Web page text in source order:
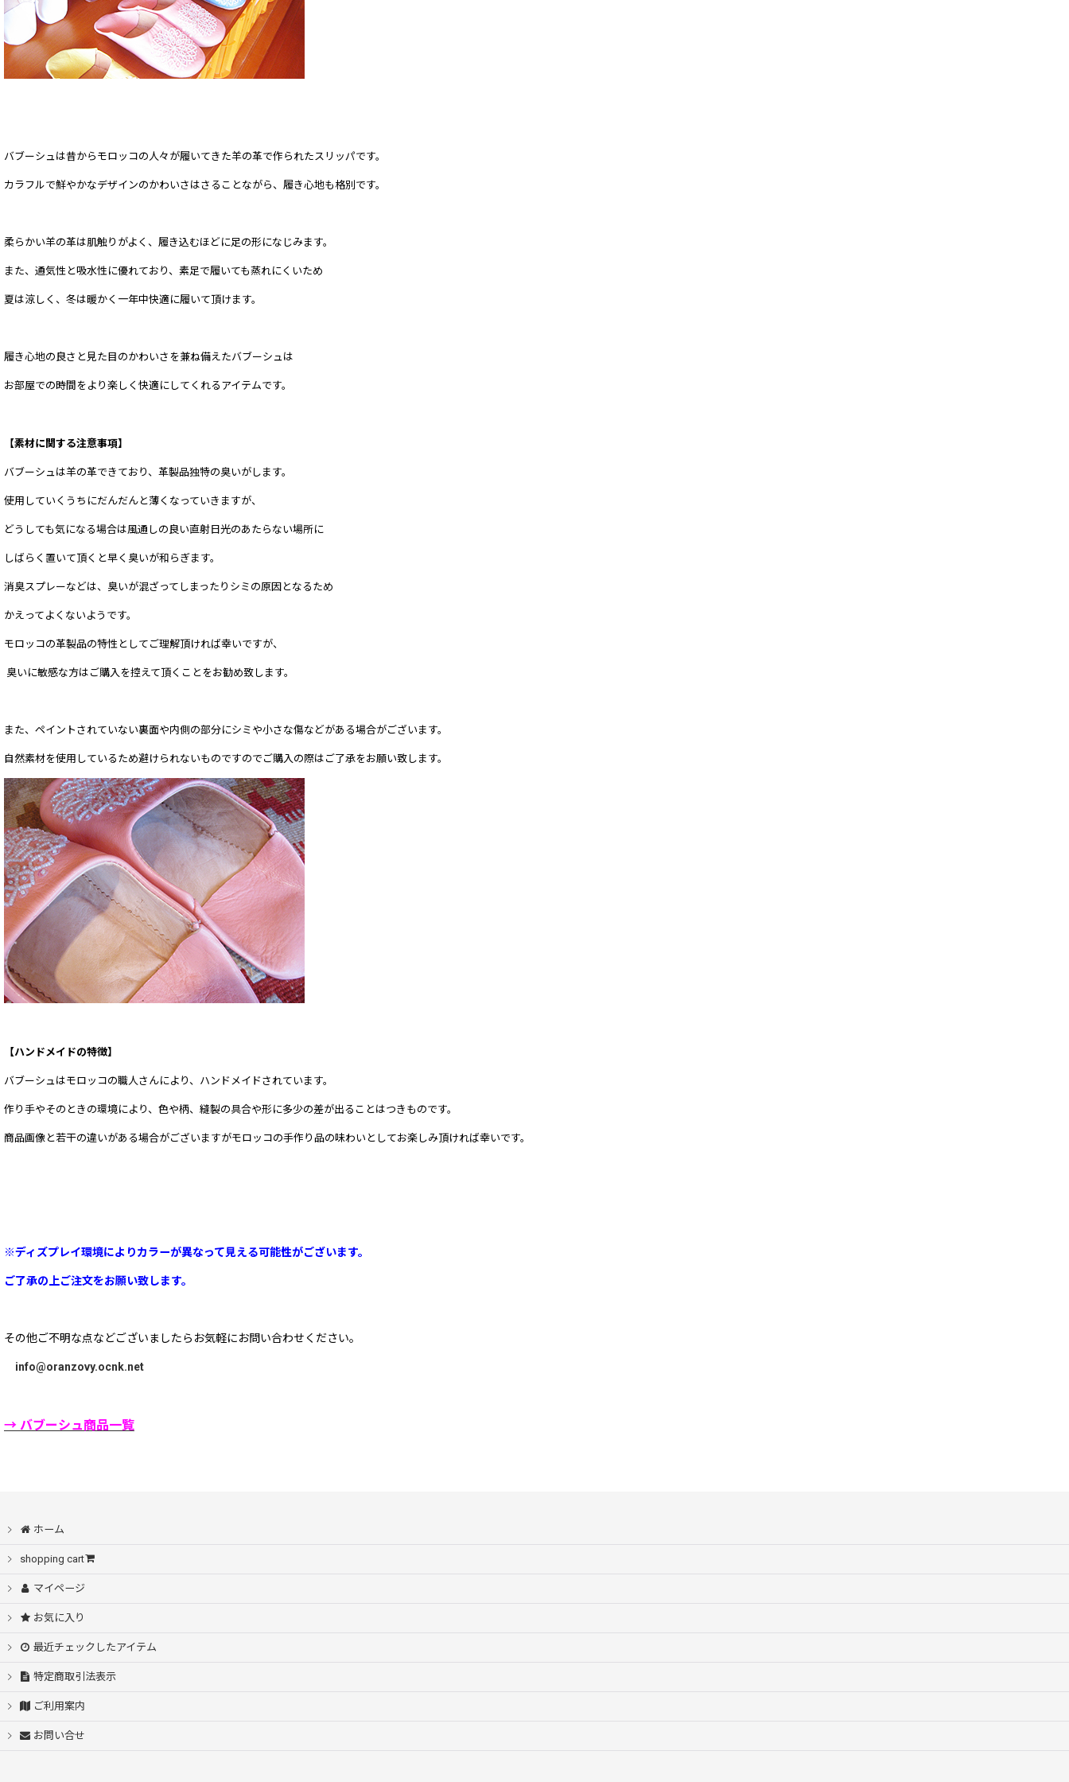
バブーシュは昔からモロッコの人々が履いてきた羊の革で作られたスリッパです。
カラフルで鮮やかなデザインのかわいさはさることながら、履き心地も格別です。
柔らかい羊の革は肌触りがよく、履き込むほどに足の形になじみます。
また、通気性と吸水性に優れており、素足で履いても蒸れにくいため
夏は涼しく、冬は暖かく一年中快適に履いて頂けます。
履き心地の良さと見た目のかわいさを兼ね備えたバブーシュは
お部屋での時間をより楽しく快適にしてくれるアイテムです。
【素材に関する注意事項】
バブーシュは羊の革できており、革製品独特の臭いがします。
使用していくうちにだんだんと薄くなっていきますが、
どうしても気になる場合は風通しの良い直射日光のあたらない場所に
しばらく置いて頂くと早く臭いが和らぎます。
消臭スプレーなどは、臭いが混ざってしまったりシミの原因となるため
かえってよくないようです。
モロッコの革製品の特性としてご理解頂ければ幸いですが、
臭いに敏感な方はご購入を控えて頂くことをお勧め致します。
また、ペイントされていない裏面や内側の部分にシミや小さな傷などがある場合がございます。
自然素材を使用しているため避けられないものですのでご購入の際はご了承をお願い致します。
【ハンドメイドの特徴】
バブーシュはモロッコの職人さんにより、ハンドメイドされています。
作り手やそのときの環境により、色や柄、縫製の具合や形に多少の差が出ることはつきものです。
商品画像と若干の違いがある場合がございますがモロッコの手作り品の味わいとしてお楽しみ頂ければ幸いです。
※ディズプレイ環境によりカラーが異なって見える可能性がございます。
ご了承の上ご注文をお願い致します。
その他ご不明な点などございましたらお気軽にお問い合わせください。
info@oranzovy.ocnk.net
→ バブーシュ商品一覧
ホーム
shopping cart
マイページ
お気に入り
最近チェックしたアイテム
特定商取引法表示
ご利用案内
お問い合せ